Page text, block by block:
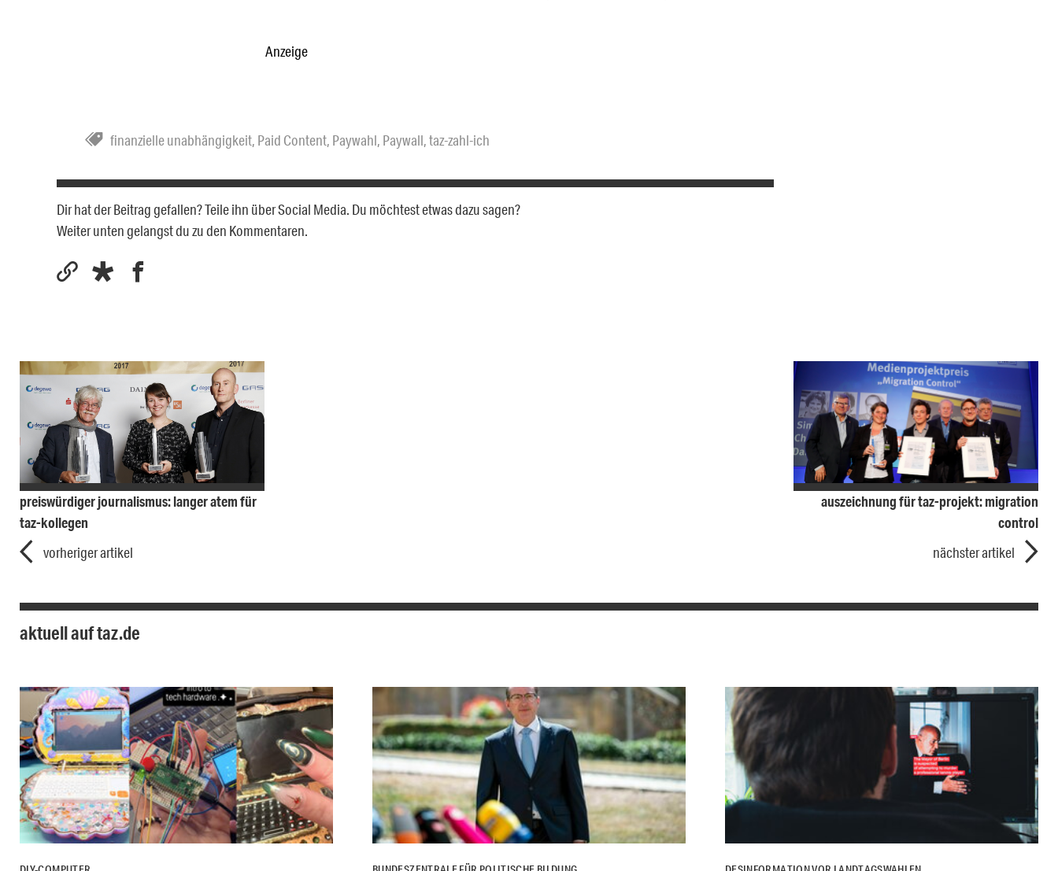
Anzeige
finanzielle unabhängigkeit, Paid Content, Paywahl, Paywall,taz-zahl-ich
Dir hat der Beitrag gefallen? Teile ihn über Social Media. Du möchtest etwas dazu sagen?
Weiter unten gelangst du zu den Kommentaren.
preiswürdiger journalismus: langer atem für
taz-kollegen
vorheriger artikel
auszeichnung für taz-projekt: migration
control
nächster artikel
aktuell auf taz.de